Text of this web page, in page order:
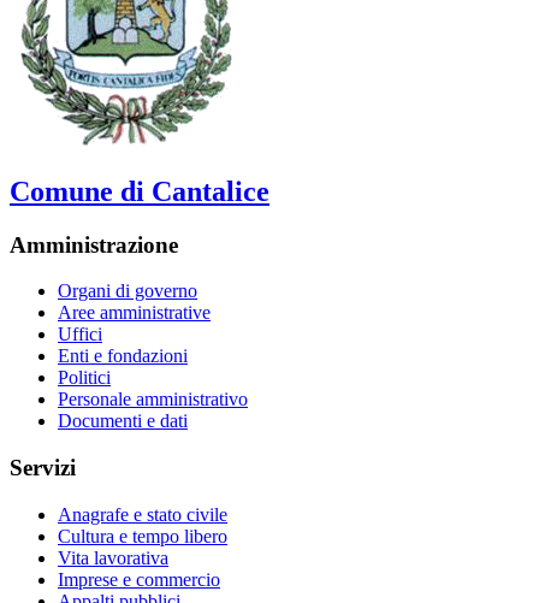
Comune di Cantalice
Amministrazione
Organi di governo
Aree amministrative
Uffici
Enti e fondazioni
Politici
Personale amministrativo
Documenti e dati
Servizi
Anagrafe e stato civile
Cultura e tempo libero
Vita lavorativa
Imprese e commercio